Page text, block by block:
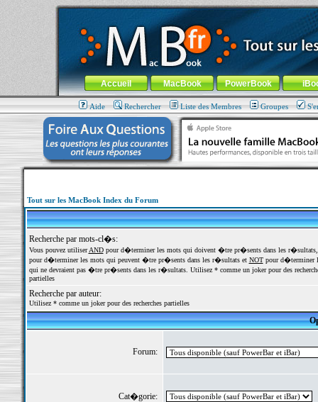
MacBook-fr.com : 100% Apple... 100% nomade !
Aller au contenu-Aller au menu général-Aller au menu de
Menu général
Accueil MacBook PowerBook
Aide Rechercher Liste des Membres Groupes
Tout sur les MacBook Index du Forum
Recherche par mots-cl�s:
Vous pouvez utiliserANDpour d�terminer les mots qui doivent �tre pr�sents dans les
pour d�terminer les mots qui peuvent �tre pr�sents dans les r�sultats et NOTpour d�terminer
qui ne devraient pas �tre pr�sents dans les r�sultats. Utilisez * comme un joker pour des
partielles
Recherche par auteur:
Utilisez * comme un joker pour des recherches partielles
Forum:
Cat�gorie: